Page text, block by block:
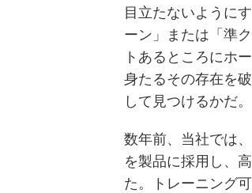
目立たないように
ーン」または「準
トあるところにホ
身たるその存在を
して見つけるかだ。
数年前、当社では
を製品に採用し、
た。トレーニング